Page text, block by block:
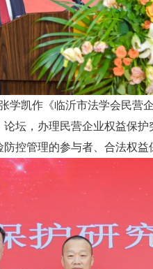
凯作《临沂市法学会民营
坛，办理民营企业权益保
控管理的参与者、合法权益